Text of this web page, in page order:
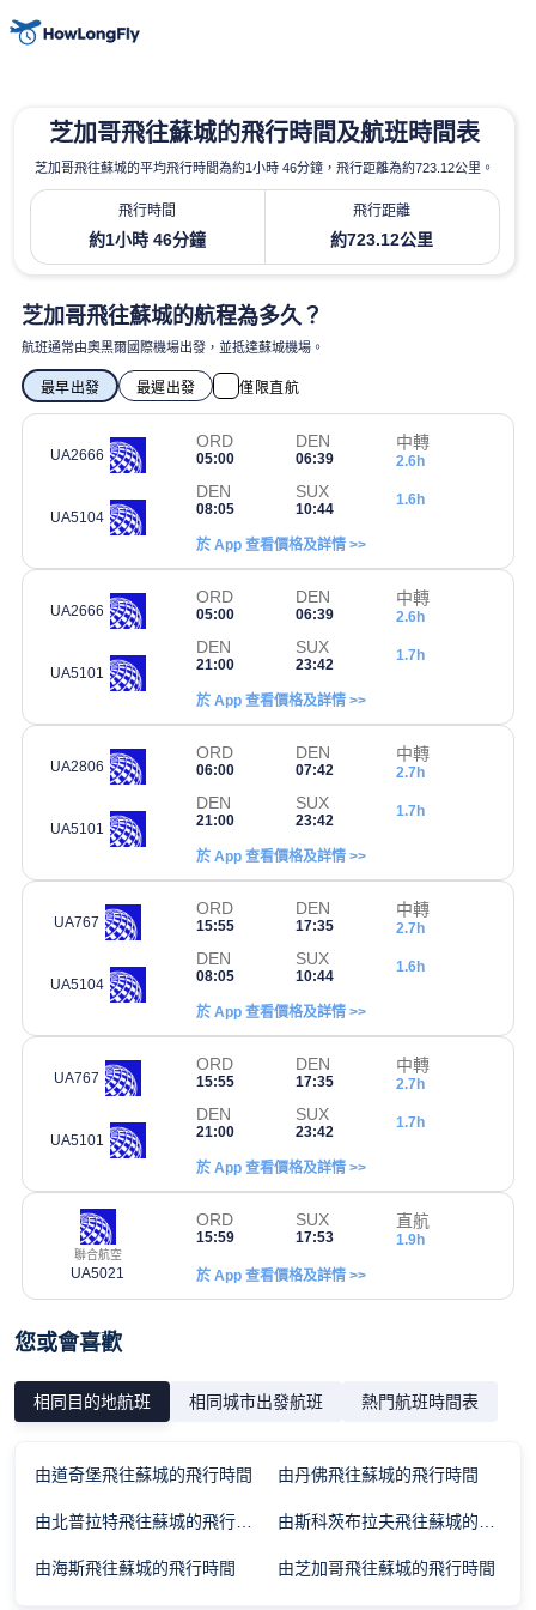
芝加哥飛往蘇城的飛行時間及航班時間表
芝加哥飛往蘇城的平均飛行時間為約1小時 46分鐘，飛行距離為約723.12公里。
飛行時間
約1小時 46分鐘
飛行距離
約723.12公里
芝加哥飛往蘇城的航程為多久？
航班通常由奧黑爾國際機場出發，並抵達蘇城機場。
最早出發 最遲出發 僅限直航
UA2666
ORD
05:00
DEN
06:39
中轉
2.6h
UA5104
DEN
08:05
SUX
10:44
1.6h
於 App 查看價格及詳情 >>
UA2666
ORD
05:00
DEN
06:39
中轉
2.6h
UA5101
DEN
21:00
SUX
23:42
1.7h
於 App 查看價格及詳情 >>
UA2806
ORD
06:00
DEN
07:42
中轉
2.7h
UA5101
DEN
21:00
SUX
23:42
1.7h
於 App 查看價格及詳情 >>
UA767
ORD
15:55
DEN
17:35
中轉
2.7h
UA5104
DEN
08:05
SUX
10:44
1.6h
於 App 查看價格及詳情 >>
UA767
ORD
15:55
DEN
17:35
中轉
2.7h
UA5101
DEN
21:00
SUX
23:42
1.7h
於 App 查看價格及詳情 >>
聯合航空
UA5021
ORD
15:59
SUX
17:53
直航
1.9h
於 App 查看價格及詳情 >>
您或會喜歡
相同目的地航班 相同城市出發航班 熱門航班時間表
由道奇堡飛往蘇城的飛行時間 由丹佛飛往蘇城的飛行時間
由海斯飛往蘇城的飛行時間 由芝加哥飛往蘇城的飛行時間